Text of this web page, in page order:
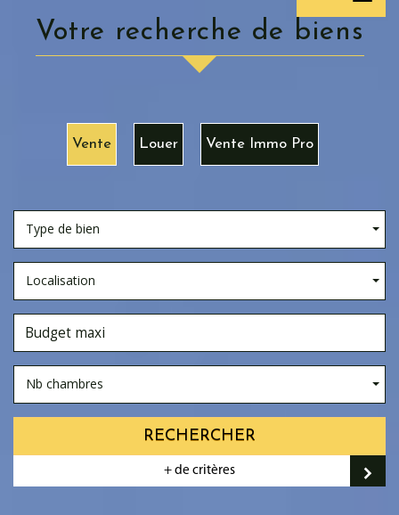
Votre recherche de biens
Vente Louer Vente Immo Pro
Type de bien
Localisation
Nb chambres
RECHERCHER
+ de critères